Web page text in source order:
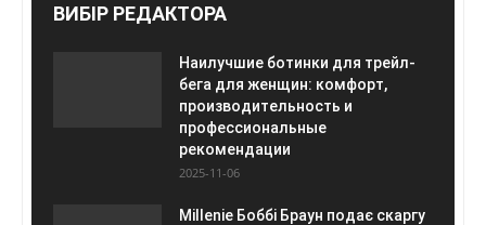
ВИБІР РЕДАКТОРА
Наилучшие ботинки для трейл-
бега для женщин: комфорт,
производительность и
профессиональные
рекомендации
2025-11-06
Millenie Боббі Браун подає скаргу